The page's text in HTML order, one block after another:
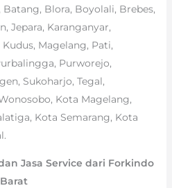
Blora, Boyolali, Brebes,
Jepara, Karanganyar,
Magelang, Pati,
Purworejo,
Sukoharjo, Tegal,
Kota Magelang,
Kota Semarang, Kota
Jasa Service dari Forkindo